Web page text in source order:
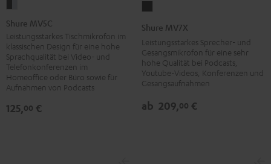
MV5C
Schwarz
/
Silber
Shure MV5C
Leistungsstarkes Tischmikrofon im
klassischen Design für eine hohe
Sprachqualität bei Video- und
Telefonkonferenzen im
Homeoffice oder Büro sowie für
Aufnahmen von Podcasts
125,00 €
Shure MV7X
Leistungsstarkes Sprecher- und
Gesangsmikrofon für eine sehr
hohe Qualität bei Podcasts,
Youtube-Videos, Konferenzen und
Gesangsaufnahmen
ab 209,00 €